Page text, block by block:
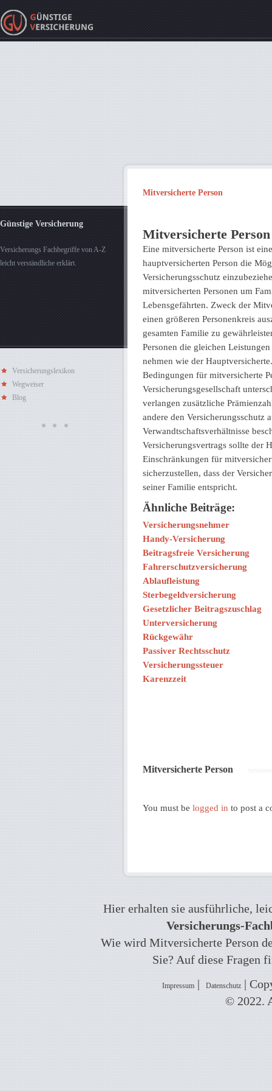
Günstige Versicherung
Versicherungs Fachbegriffe von A-Z
leicht verständliche erklärt.
Versicherungslexikon
Wegweiser
Blog
Mitversicherte Person
Mitversicherte Person
Eine mitversicherte Person ist
hauptversicherten Person die
Versicherungsschutz
mitversicherten Personen um
Lebensgefährten. Zweck der
einen größeren Personenkreis
gesamten Familie zu
Personen die gleichen
nehmen wie der
Bedingungen für mitversicherte
Versicherungsgesellschaft
verlangen zusätzliche
andere den Versicherungsschutz
Verwandtschaftsverhältnisse
Versicherungsvertrags sollte der
Einschränkungen für
sicherzustellen, dass der
seiner Familie entspricht.
Ähnliche Beiträge:
Versicherungsnehmer
Handy-Versicherung
Beitragsfreie Versicherung
Fahrerschutzversicherung
Ablaufleistung
Sterbegeldversicherung
Gesetzlicher Beitragszuschlag
Unterversicherung
Rückgewähr
Passiver Rechtsschutz
Versicherungssteuer
Karenzzeit
Mitversicherte Person
You must be logged in to post a
Hier erhalten sie ausführliche,
Versicherungs-
Wie wird Mitversicherte Person
Sie? Auf diese Fragen
Impressum | Datenschutz |
© 2022.